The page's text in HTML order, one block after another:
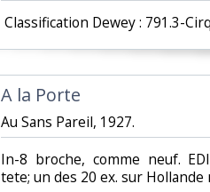
Classification Dewey : 791.3-
‎A la Porte ‎
‎Au Sans Pareil, 1927.‎
‎In-8 broche, comme neuf.
tete; un des 20 ex. sur